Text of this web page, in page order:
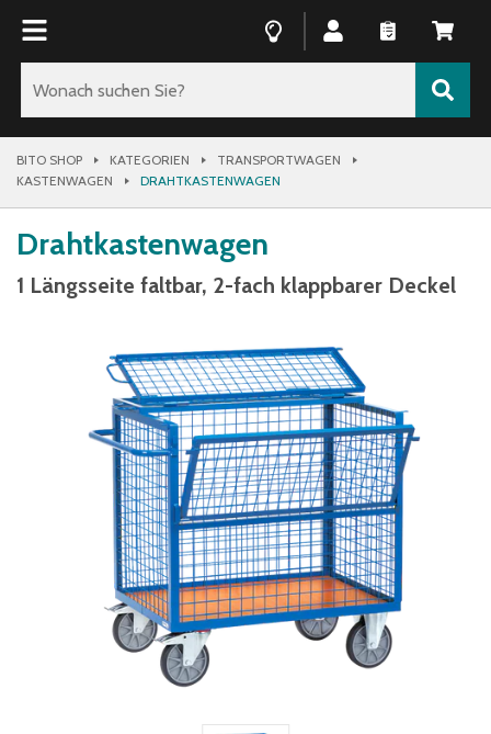
BITO SHOP KATEGORIEN
TRANSPORTWAGEN
KASTENWAGEN
DRAHTKASTENWAGEN
Drahtkastenwagen
1 Längsseite faltbar, 2-fach klappbarer Deckel